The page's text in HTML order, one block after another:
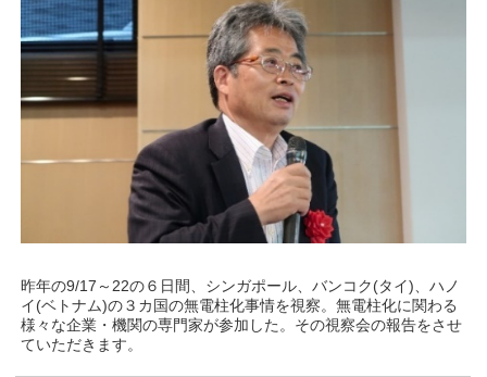
昨年の9/17～22の６日間、シンガポール、バンコク(タイ)、ハノ
イ(ベトナム)の３カ国の無電柱化事情を視察。無電柱化に関わる
様々な企業・機関の専門家が参加した。その視察会の報告をさせ
ていただきます。